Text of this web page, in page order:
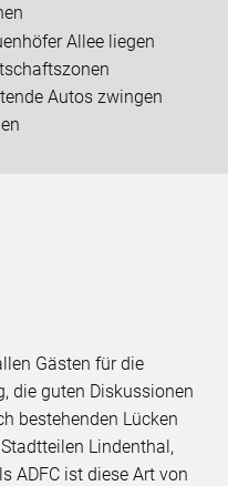
Allee liegen
Autos zwingen
Gästen für die
die guten Diskussionen
bestehenden Lücken
Lindenthal,
ADFC ist diese Art von